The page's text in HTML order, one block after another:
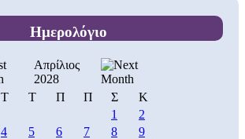
Ημερολόγιο
Απρίλιος
2028
Τ Τ Π Π Σ
Κ
1
2
4 5 6 7 8
9